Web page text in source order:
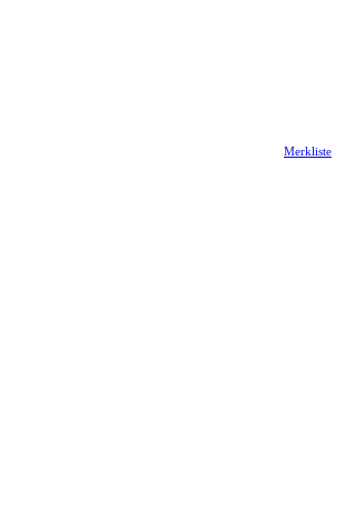
Merkliste